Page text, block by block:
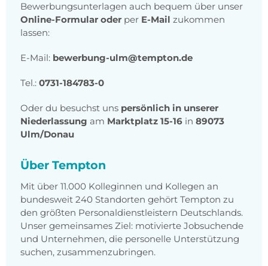
Bewerbungsunterlagen auch bequem über unser
Online-Formular oder per E-Mail zukommen
lassen:
E-Mail: bewerbung-ulm@tempton.de
Tel.: 0731-184783-0
Oder du besuchst uns persönlich in unserer
Niederlassung am Marktplatz 15-16 in 89073
Ulm/Donau
Über Tempton
Mit über 11.000 Kolleginnen und Kollegen an
bundesweit 240 Standorten gehört Tempton zu
den größten Personaldienstleistern Deutschlands.
Unser gemeinsames Ziel: motivierte Jobsuchende
und Unternehmen, die personelle Unterstützung
suchen, zusammenzubringen.